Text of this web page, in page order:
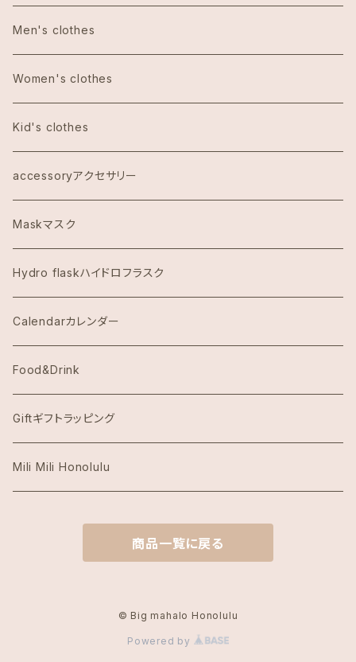
Anthoropologieアンソロポロジー
Bath&Body Worksバス＆ボディワークス
Calvin Klein カルバンクライン
COACHコーチ
Dawn to Earth ダウントゥーアース
Dean & DeLuca ディーンアンドデルーカ
Eggs's Things エッグスンシングス
Hawaii Hotel Item
Honolulu Coffeeホノルルコーヒー
Island Slipperアイランドスリッパ
KAI COFFEE カイコーヒー
Kate Spade ケイトスペード
tote bag トートバッグ
エコバッグ
Men's clothes
Women's clothes
Kid's clothes
accessoryアクセサリー
Maskマスク
Hydro flaskハイドロフラスク
Calendarカレンダー
Food&Drink
Giftギフトラッピング
Mili Mili Honolulu
商品一覧に戻る
© Big mahalo Honolulu
Powered by